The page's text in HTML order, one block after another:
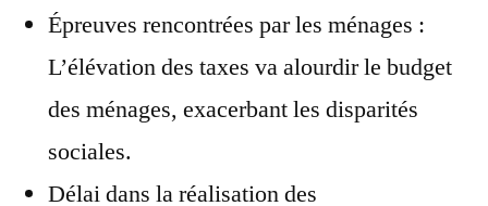
Épreuves rencontrées par les ménages :
L’élévation des taxes va alourdir le budget
des ménages, exacerbant les disparités
sociales.
Délai dans la réalisation des